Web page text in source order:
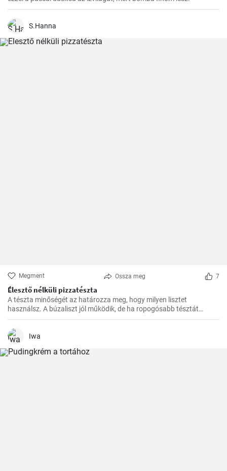
S.Hanna
Megment Ossza meg 7
Élesztő nélküli pizzatészta
A tészta minőségét az határozza meg, hogy milyen lisztet
használsz. A búzaliszt jól működik, de ha ropogósabb tésztát
szeretnél, használj finomított lisztet.
Iwa